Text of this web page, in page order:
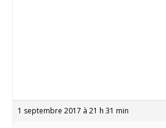
1 septembre 2017 à 21 h 31 min